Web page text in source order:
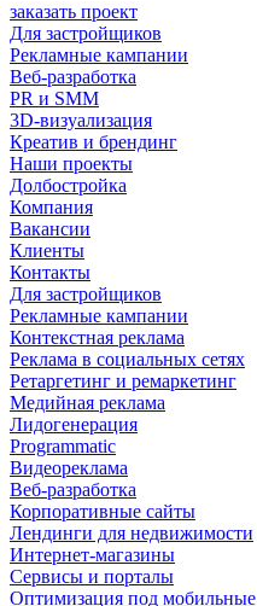
заказать проект
Для застройщиков
Рекламные кампании
Веб-разработка
PR и SMM
3D-визуализация
Креатив и брендинг
Наши проекты
Долбостройка
Компания
Вакансии
Клиенты
Контакты
Для застройщиков
Рекламные кампании
Контекстная реклама
Реклама в социальных сетях
Ретаргетинг и ремаркетинг
Медийная реклама
Лидогенерация
Programmatic
Видеореклама
Веб-разработка
Корпоративные сайты
Лендинги для недвижимости
Интернет-магазины
Сервисы и порталы
Оптимизация под мобильные